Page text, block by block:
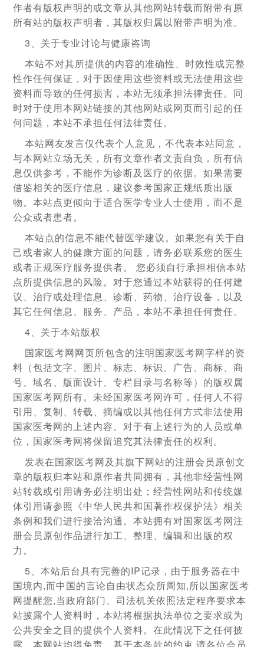
作者有版权声明的或文章从其他网站转载而附带有原
所有站的版权声明者，其版权归属以附带声明为准。
3、关于专业讨论与健康咨询
本站不对其所提供的内容的准确性、时效性或完整
性作任何保证，对于因使用这些资料或无法使用这些
资料而导致的任何损害，本站无须承担法律责任。同
时对于使用本网站链接的其他网站或网页而引起的任
何问题，本站不承担任何法律责任。
本站网友发言仅代表个人意见，不代表本站同意，
与本网站立场无关，所有文章作者文责自负，所有信
息仅供参考，不能作为诊断及医疗的依据。如果需要
借鉴相关的医疗信息，建议参考国家正规纸质出版
物。本站点更倾向于适合医学专业人士使用，而不是
公众或者患者。
本站点的信息不能代替医学建议。如果您有关于自
己或者家人的健康方面的问题，请务必联系您的医生
或者正规医疗服务提供者。 您必须自行承担相信本站
点所提供信息的风险。对于您通过本站获得的任何建
议、治疗或处理信息、诊断、药物、治疗设备，以及
其它任何信息、服务、产品，本站不承担任何责任。
4、关于本站版权
国家医考网网页所包含的注明国家医考网字样的资
料（包括文字、图片、标志、标识、广告、商标、商
号、域名、版面设计、专栏目录与名称等）的版权属
国家医考网所有。未经国家医考网许可，任何人不得
引用、复制、转载、摘编或以其他任何方式非法使用
国家医考网的上述内容。对于有上述行为的人员或单
位，国家医考网将保留追究其法律责任的权利。
发表在国家医考网及其旗下网站的注册会员原创文
章的版权归本站和原作者共同拥有，其他非经营性网
站转载或引用请务必注明出处；经营性网站和传统媒
体引用请参照《中华人民共和国著作权保护法》相关
条例和我们进行接洽沟通。本站拥有对国家医考网注
册会员原创作品进行加工、整理、编辑和出版的权
力。
5、本站后台具有完善的IP记录，由于服务器在中
国境内,而中国的言论自由状态众所周知,所以国家医考
网提醒您,当政府部门、司法机关依照法定程序要求本
站披露个人资料时，本站将根据执法单位之要求或为
公共安全之目的提供个人资料。在此情况下之任何披